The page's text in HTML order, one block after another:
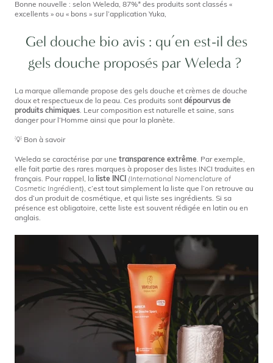
Bonne nouvelle : selon Weleda, 87%* des produits sont classés «
excellents » ou « bons » sur l’application Yuka,
Gel douche bio avis : qu’en est-il des
gels douche proposés par Weleda ?
La marque allemande propose des gels douche et crèmes de douche
doux et respectueux de la peau. Ces produits sont dépourvus de
produits chimiques . Leur composition est naturelle et saine, sans
danger pour l’Homme ainsi que pour la planète.
💡 Bon à savoir
Weleda se caractérise par une transparence extrême . Par exemple,
elle fait partie des rares marques à proposer des listes INCI traduites en
français. Pour rappel, la liste INCI (International Nomenclature of
Cosmetic Ingrédient), c’est tout simplement la liste que l’on retrouve au
dos d’un produit de cosmétique, et qui liste ses ingrédients. Si sa
présence est obligatoire, cette liste est souvent rédigée en latin ou en
anglais.